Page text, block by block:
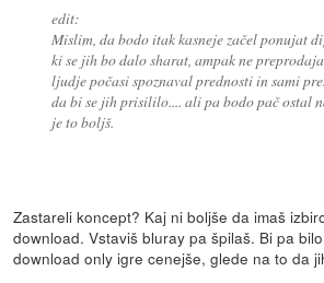
edit:
Mislim, da bodo itak kasneje začel ponujat
ki se jih bo dalo sharat, ampak ne
ljudje počasi spoznaval prednosti in sami
da bi se jih prisililo.... ali pa bodo pač ostal
je to boljš.
Zastareli koncept? Kaj ni boljše da imaš
download. Vstaviš bluray pa špilaš. Bi pa
download only igre cenejše, glede na to da